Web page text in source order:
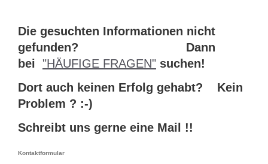
Die gesuchten Informationen nicht
gefunden? Dann
bei "HÄUFIGE FRAGEN" suchen!
Dort auch keinen Erfolg gehabt? Kein
Problem ? :-)
Schreibt uns gerne eine Mail !!
Kontaktformular